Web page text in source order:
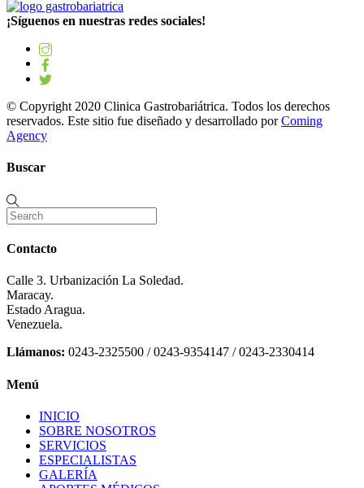
¡Síguenos en nuestras redes sociales!
© Copyright 2020 Clinica Gastrobariátrica. Todos los derechos
reservados. Este sitio fue diseñado y desarrollado porComing
Agency
Buscar
Contacto
Calle 3. Urbanización La Soledad.
Maracay.
Estado Aragua.
Venezuela.
Llámanos: 0243-2325500 / 0243-9354147 / 0243-2330414
Menú
INICIO
SOBRE NOSOTROS
SERVICIOS
ESPECIALISTAS
GALERÍA